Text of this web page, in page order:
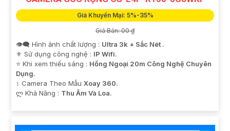
Giá Khuyến Mại: 5%-35%
Giá Bán: 00 ₫
👁️‍🗨 Hình ảnh chất lượng : Ultra 3k + Sắc Nét .
⚜️ Sử dụng công nghệ : IP Wifi.
⭐ Khi xem thiếu sáng : Hồng Ngoại 20m Công Nghệ Chuyên
Dụng.
↕️ Camera Theo Mẫu Xoay 360.
️ლ Khả Năng : Thu Âm Và Loa.